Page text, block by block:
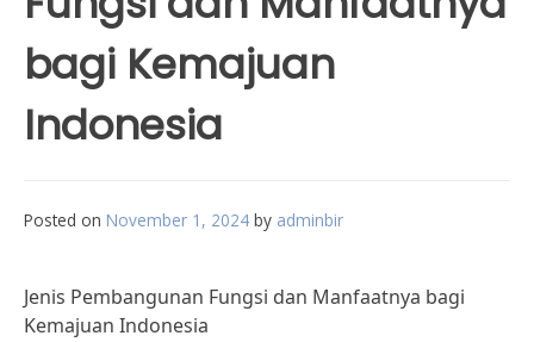
bagi Kemajuan
Indonesia
Posted on November 1, 2024 by adminbir
Jenis Pembangunan Fungsi dan Manfaatnya bagi
Kemajuan Indonesia